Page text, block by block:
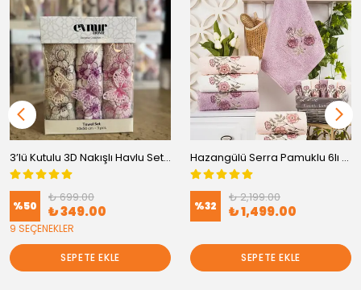
3’lü Kutulu 3D Nakışlı Havlu Seti 30x50 cm
%50
₺ 699.00
₺ 349.00
9 SEÇENEKLER
SEPETE EKLE
Hazangülü Serra Pamuklu 6lı kutulu Havlu (50x90)
%32
₺ 2,199.00
₺ 1,499.00
SEPETE EKLE